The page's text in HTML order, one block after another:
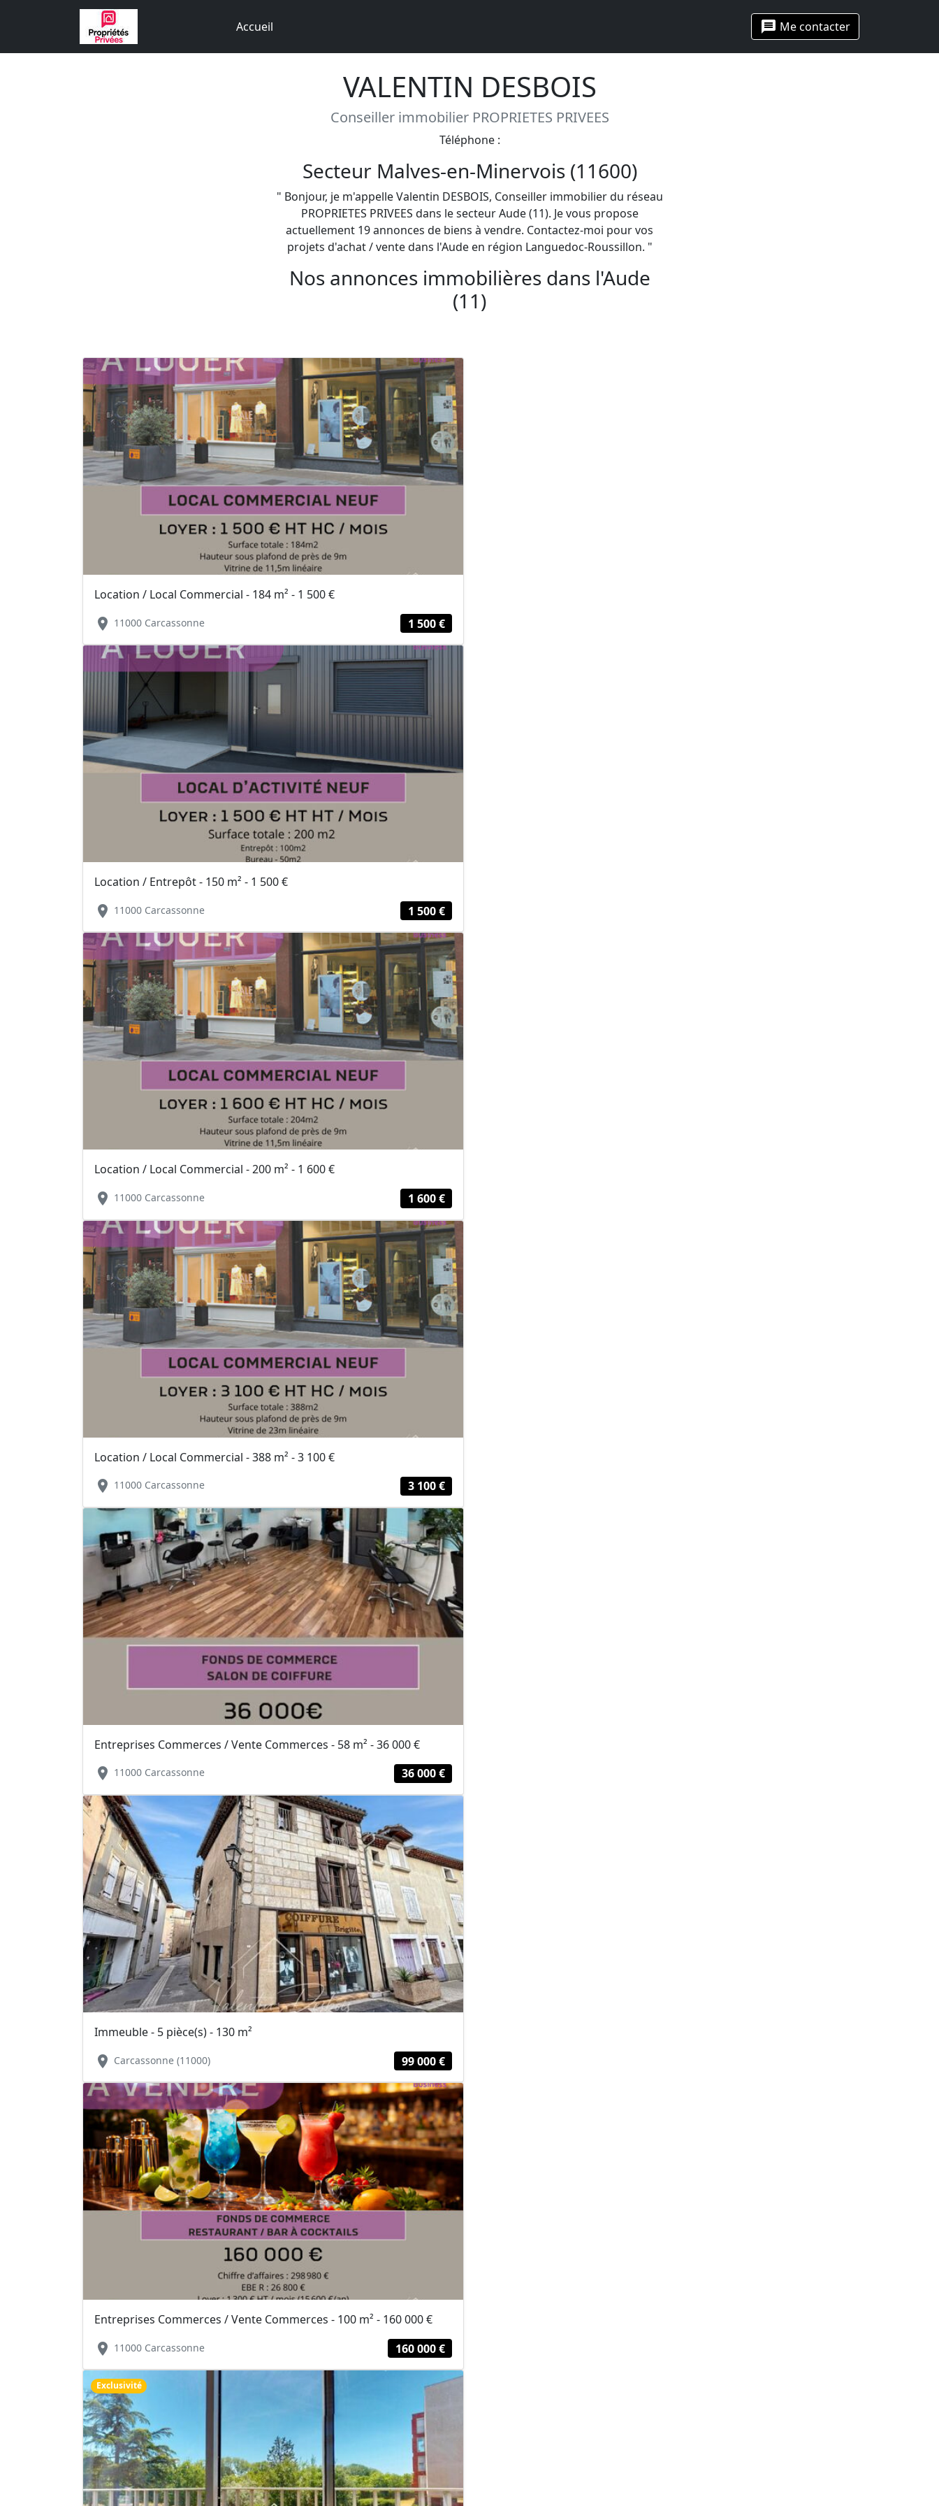
Accueil message Me contacter
VALENTIN DESBOIS
Conseiller immobilier PROPRIETES PRIVEES
Téléphone :
Secteur Malves-en-Minervois (11600)
" Bonjour, je m'appelle Valentin DESBOIS, Conseiller immobilier du réseau
PROPRIETES PRIVEES dans le secteur Aude (11). Je vous propose
actuellement 19 annonces de biens à vendre. Contactez-moi pour vos
projets d'achat / vente dans l'Aude en région Languedoc-Roussillon. "
Nos annonces immobilières dans l'Aude
(11)
Location / Local Commercial - 184 m² - 1 500 €
location_on 11000 Carcassonne 1 500 €
Location / Entrepôt - 150 m² - 1 500 €
location_on 11000 Carcassonne 1 500 €
Location / Local Commercial - 200 m² - 1 600 €
location_on 11000 Carcassonne 1 600 €
Location / Local Commercial - 388 m² - 3 100 €
location_on 11000 Carcassonne 3 100 €
Entreprises Commerces / Vente Commerces - 58 m² - 36 000 €
location_on 11000 Carcassonne 36 000 €
Immeuble - 5 pièce(s) - 130 m²
location_on Carcassonne (11000) 99 000 €
Entreprises Commerces / Vente Commerces - 100 m² - 160 000 €
location_on 11000 Carcassonne 160 000 €
Exclusivité